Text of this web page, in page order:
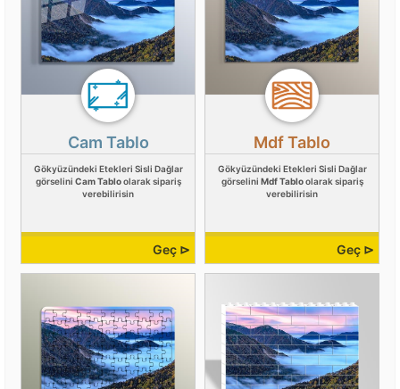
Cam Tablo
Gökyüzündeki Etekleri Sisli Dağlar
görselini Cam Tabloolarak sipariş
verebilirisin
Geç ⊳
Mdf Tablo
Gökyüzündeki Etekleri Sisli Dağlar
görselini Mdf Tabloolarak sipariş
verebilirisin
Geç ⊳